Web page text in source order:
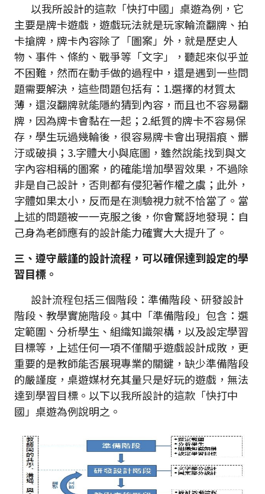
以我所設計的這款「快打中國」桌遊為例，它
主要是牌卡遊戲，遊戲玩法就是玩家輪流翻牌、拍
卡搶牌，牌卡內容除了「圖案」外，就是歷史人
物、事件、條約、戰爭等「文字」，聽起來似乎並
不困難，然而在動手做的過程中，還是遇到一些問
題需要解決，這些問題包括有：1.選擇的材質太
薄，還沒翻牌就能隱約猜到內容，而且也不容易翻
牌，因為牌卡會黏在一起；2.紙質的牌卡不容易保
存，學生玩過幾輪後，很容易牌卡會出現摺痕、髒
汙或破損；3.字體大小與底圖，雖然說能找到與文
字內容相稱的圖案，的確能增加學習效果，不過除
非是自己設計，否則都有侵犯著作權之虞；此外，
字體如果太小，反而是在測驗視力就不恰當了。當
上述的問題被一一克服之後，你會驚訝地發現：自
己身為老師應有的設計能力確實大大提升了。
三、 遵守嚴謹的設計流程， 可以確保達到設定的學
習目標。
設計流程包括三個階段：準備階段、研發設計
階段、教學實施階段。其中「準備階段」包含：選
定範圍、分析學生、組織知識架構，以及設定學習
目標等，上述任何一項不僅關乎遊戲設計成敗，更
重要的是教師能否展現專業的關鍵，缺少準備階段
的嚴謹度，桌遊媒材充其量只是好玩的遊戲，無法
達到學習目標。以下以我所設計的這款「快打中
國」桌遊為例說明之。